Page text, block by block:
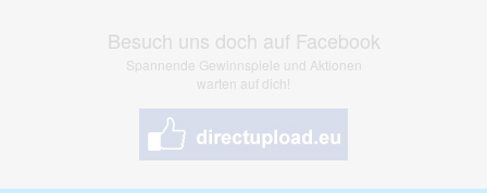
Besuch uns doch auf Facebook
Spannende Gewinnspiele und Aktionen
warten auf dich!